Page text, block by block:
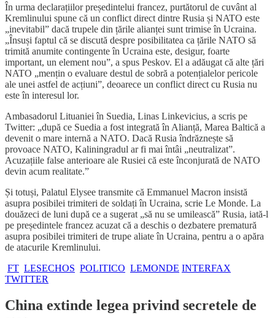
În urma declarațiilor președintelui francez, purtătorul de cuvânt al
Kremlinului spune că un conflict direct dintre Rusia și NATO este
„inevitabil” dacă trupele din țările alianței sunt trimise în Ucraina.
„Însuși faptul că se discută despre posibilitatea ca țările NATO să
trimită anumite contingente în Ucraina este, desigur, foarte
important, un element nou”, a spus Peskov. El a adăugat că alte țări
NATO „mențin o evaluare destul de sobră a potențialelor pericole
ale unei astfel de acțiuni”, deoarece un conflict direct cu Rusia nu
este în interesul lor.
Ambasadorul Lituaniei în Suedia, Linas Linkevicius, a scris pe
Twitter: „după ce Suedia a fost integrată în Alianță, Marea Baltică a
devenit o mare internă a NATO. Dacă Rusia îndrăznește să
provoace NATO, Kaliningradul ar fi mai întâi „neutralizat”.
Acuzațiile false anterioare ale Rusiei că este înconjurată de NATO
devin acum realitate.”
Și totuși, Palatul Elysee transmite că Emmanuel Macron insistă
asupra posibilei trimiteri de soldați în Ucraina, scrie Le Monde. La
douăzeci de luni după ce a sugerat „să nu se umilească” Rusia, iată-l
pe președintele francez acuzat că a deschis o dezbatere prematură
asupra posibilei trimiteri de trupe aliate în Ucraina, pentru a o apăra
de atacurile Kremlinului.
FT LESECHOS POLITICO LEMONDE INTERFAX
TWITTER
China extinde legea privind secretele de